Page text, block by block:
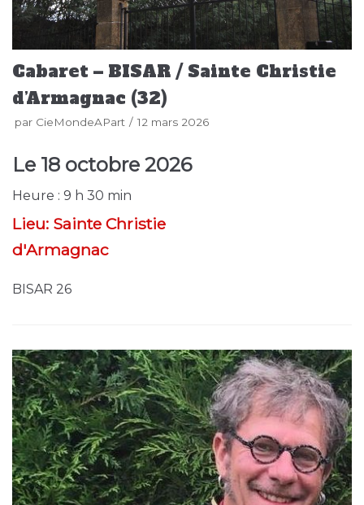
Cabaret – BISAR / Sainte Christie
d’Armagnac (32)
par CieMondeAPart 12 mars 2026
Le 18 octobre 2026
Heure : 9 h 30 min
Lieu: Sainte Christie
d'Armagnac
BISAR 26